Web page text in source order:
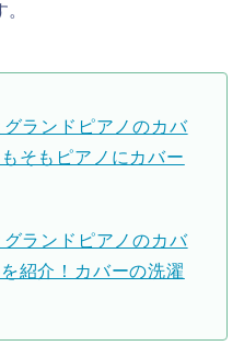
ランドピアノのカバ
そもピアノにカバー
ランドピアノのカバ
紹介！カバーの洗濯